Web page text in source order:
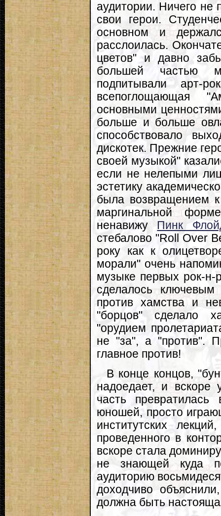
аудитории. Ничего не
свои герои.
основном и
расслоилась.
цветов" и давно
большей частью
подпитывали арт-
всепоглощающая
основными
больше и больше
способствовало
дискотек. Прежние
своей музыкой"
если не нелепыми
эстетику
была возвращением
маргинальной
ненавижу Пинк
стебалово "Roll Over
року как к
морали" очень
музыке первых рок-н-
сделалось
против хамства и
"борцов" сделало
"орудием
не "за", а "против".
главное против!
В конце концов,
надоедает, и вскоре
часть
юношей, просто
институтских
проведенного в
вскоре стала
не знающей куда
аудиторию
доходчиво
должна быть